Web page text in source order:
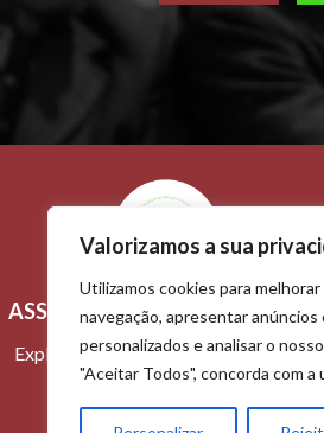
Valorizamos a sua
Utilizamos cookies para
navegação, apresentar
personalizados e analisar o
"Aceitar Todos", concorda com a
ASSOCIAÇÃO TITO DE MORAIS
Explorar o passado, construir o futuro